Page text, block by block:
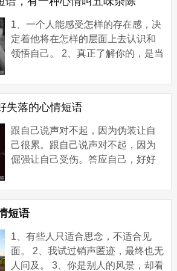
1、一个人能感受怎样的存在感，决
定着他将在怎样的层面上去认识和
领悟自己。 2、真正了解你的，是当
候，看得见你眼里的痛的人。 3、人
们说，找到...
失落的心情短语
跟自己说声对不起，因为伪装让自
己很累。跟自己说声对不起，因为
倔强让自己受伤。答应自己，好好
活;答应自己，看的开些;答应自己，
不要去在乎...
短语
1、有些人只适合思念，不适合见
面。 2、我试过销声匿迹，最终也无
人问及。 3、你是别人的风景，却看